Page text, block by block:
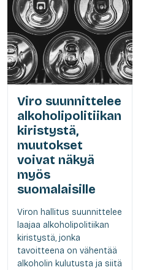
Viro suunnittelee
alkoholipolitiikan
kiristystä,
muutokset
voivat näkyä
myös
suomalaisille
Viron hallitus suunnittelee
laajaa alkoholipolitiikan
kiristystä, jonka
tavoitteena on vähentää
alkoholin kulutusta ja siitä